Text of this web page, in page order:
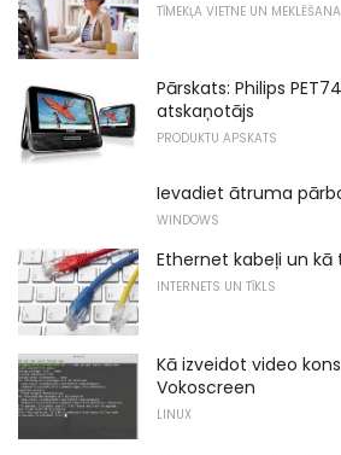
TĪMEKĻA VIETNE UN MEKLĒŠANA
Pārskats: Philips
atskaņotājs
PRODUKTU APSKATS
Ievadiet ātruma
WINDOWS
Ethernet kabeļi un kā
INTERNETS UN TĪKLS
Kā izveidot video
Vokoscreen
LINUX